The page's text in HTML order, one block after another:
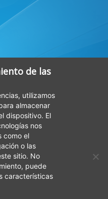
productos basados
productos
de las
utilizamos
almacenar
dispositivo. El
nos
como el
o las
sitio. No
puede
características